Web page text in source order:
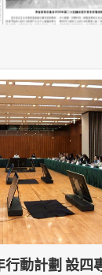
行動計劃 設四